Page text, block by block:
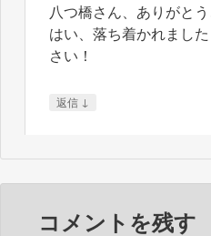
八つ橋さん、ありがとう
はい、落ち着かれまし
さい！
返信 ↓
コメントを残す